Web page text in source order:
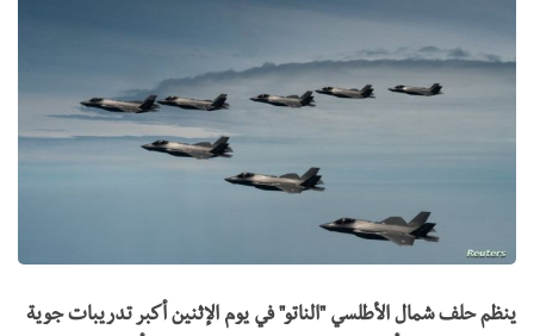
ينظم حلف شمال الأطلسي "الناتو" في يوم الإثنين أكبر تدريبات جوية